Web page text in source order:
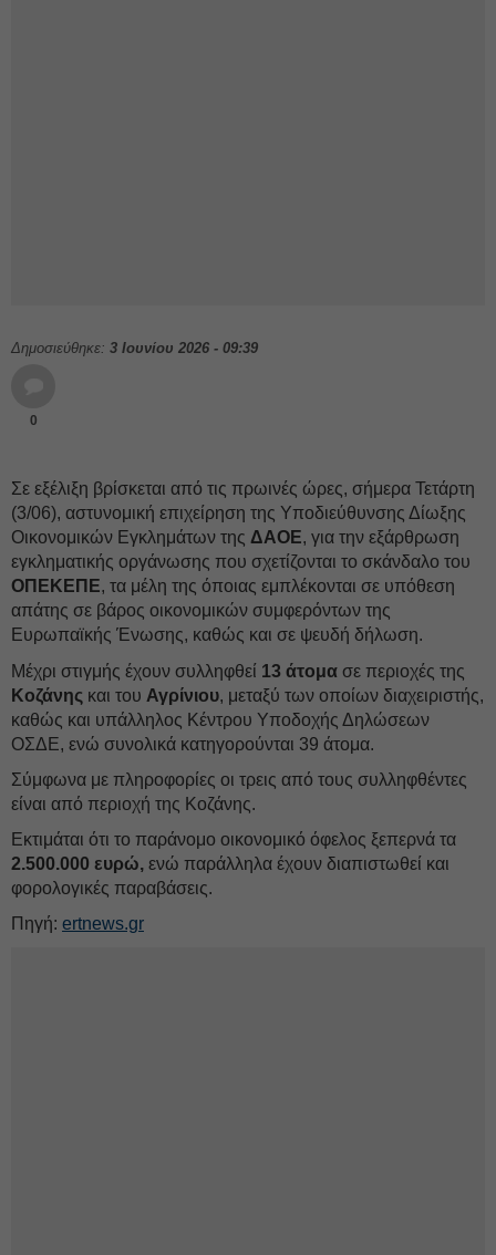
Δημοσιεύθηκε: 3 Ιουνίου 2026 - 09:39
0
Σε εξέλιξη βρίσκεται από τις πρωινές ώρες, σήμερα Τετάρτη
(3/06), αστυνομική επιχείρηση της Υποδιεύθυνσης Δίωξης
Οικονομικών Εγκλημάτων της ΔΑΟΕ, για την εξάρθρωση
εγκληματικής οργάνωσης που σχετίζονται το σκάνδαλο του
ΟΠΕΚΕΠΕ, τα μέλη της όποιας εμπλέκονται σε υπόθεση
απάτης σε βάρος οικονομικών συμφερόντων της
Ευρωπαϊκής Ένωσης, καθώς και σε ψευδή δήλωση.
Μέχρι στιγμής έχουν συλληφθεί 13 άτομα σε περιοχές της
Κοζάνης και του Αγρίνιου, μεταξύ των οποίων διαχειριστής,
καθώς και υπάλληλος Κέντρου Υποδοχής Δηλώσεων
ΟΣΔΕ, ενώ συνολικά κατηγορούνται 39 άτομα.
Σύμφωνα με πληροφορίες οι τρεις από τους συλληφθέντες
είναι από περιοχή της Κοζάνης.
Εκτιμάται ότι το παράνομο οικονομικό όφελος ξεπερνά τα
2.500.000 ευρώ, ενώ παράλληλα έχουν διαπιστωθεί και
φορολογικές παραβάσεις.
Πηγή: ertnews.gr